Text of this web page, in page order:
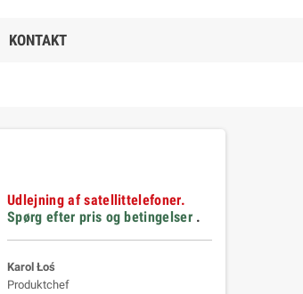
KONTAKT
Udlejning af satellittelefoner.
Spørg efter pris og betingelser .
Karol Łoś
Produktchef